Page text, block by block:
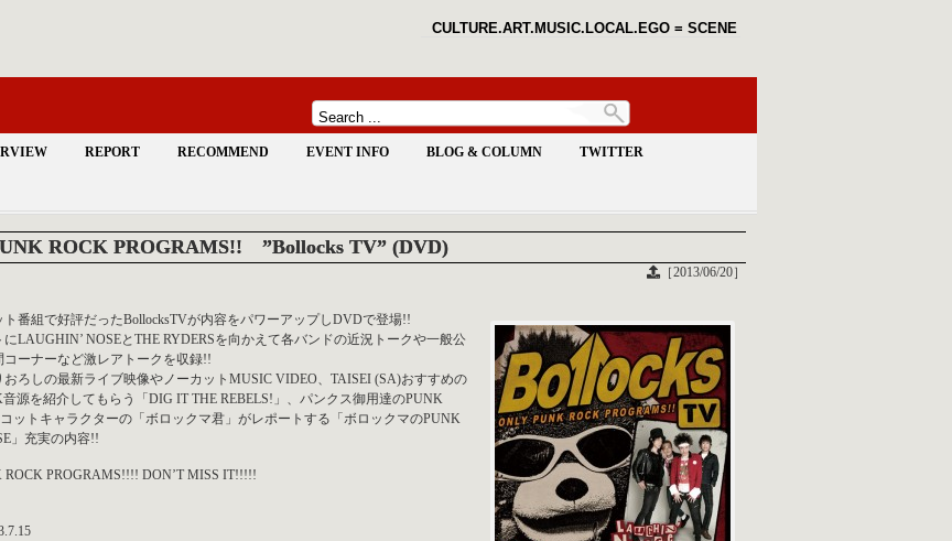
CULTURE.ART.MUSIC.LOCAL.EGO = SCENE
REPORT RECOMMEND EVENT INFO BLOG & COLUMN TWITTER
ROCK PROGRAMS!! ”Bollocks TV” (DVD)
［2013/06/20］
ト番組で好評だったBollocksTVが内容をパワーアップしDVDで登場!!
にLAUGHIN’ NOSEとTHE RYDERSを向かえて各バンドの近況トークや一般公
コーナーなど激レアトークを収録!!
おろしの最新ライブ映像やノーカットMUSIC VIDEO、TAISEI (SA)おすすめの
源を紹介してもらう「DIG IT THE REBELS!」、パンクス御用達のPUNK
ットキャラクターの「ボロックマ君」がレポートする「ボロックマのPUNK
」充実の内容!!
ROCK PROGRAMS!!!! DON’T MISS IT!!!!!